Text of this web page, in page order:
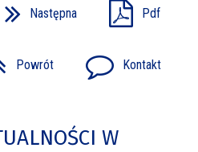
Następna Pdf
Powrót Kontakt
W